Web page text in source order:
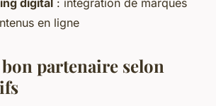
en ligne
partenaire selon